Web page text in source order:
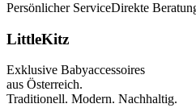
Persönlicher ServiceDirekte
LittleKitz
Exklusive Babyaccessoires
aus Österreich.
Traditionell. Modern. Nachhaltig.